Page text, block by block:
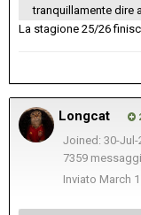
tranquillamente dire
La stagione 25/26
Longcat
Joined: 30-Jul-
7359 messaggi
Inviato March 1